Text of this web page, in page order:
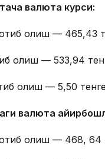
валюта курси:
олиш — 465,43
олиш — 533,94
олиш — 5,50
валюта
олиш — 468, 64